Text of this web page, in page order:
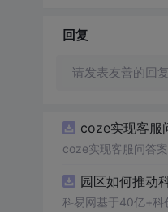
回复
请发表友善的回
coze实现客服
coze实现客服问答
园区如何推动
科易网基于40亿+科